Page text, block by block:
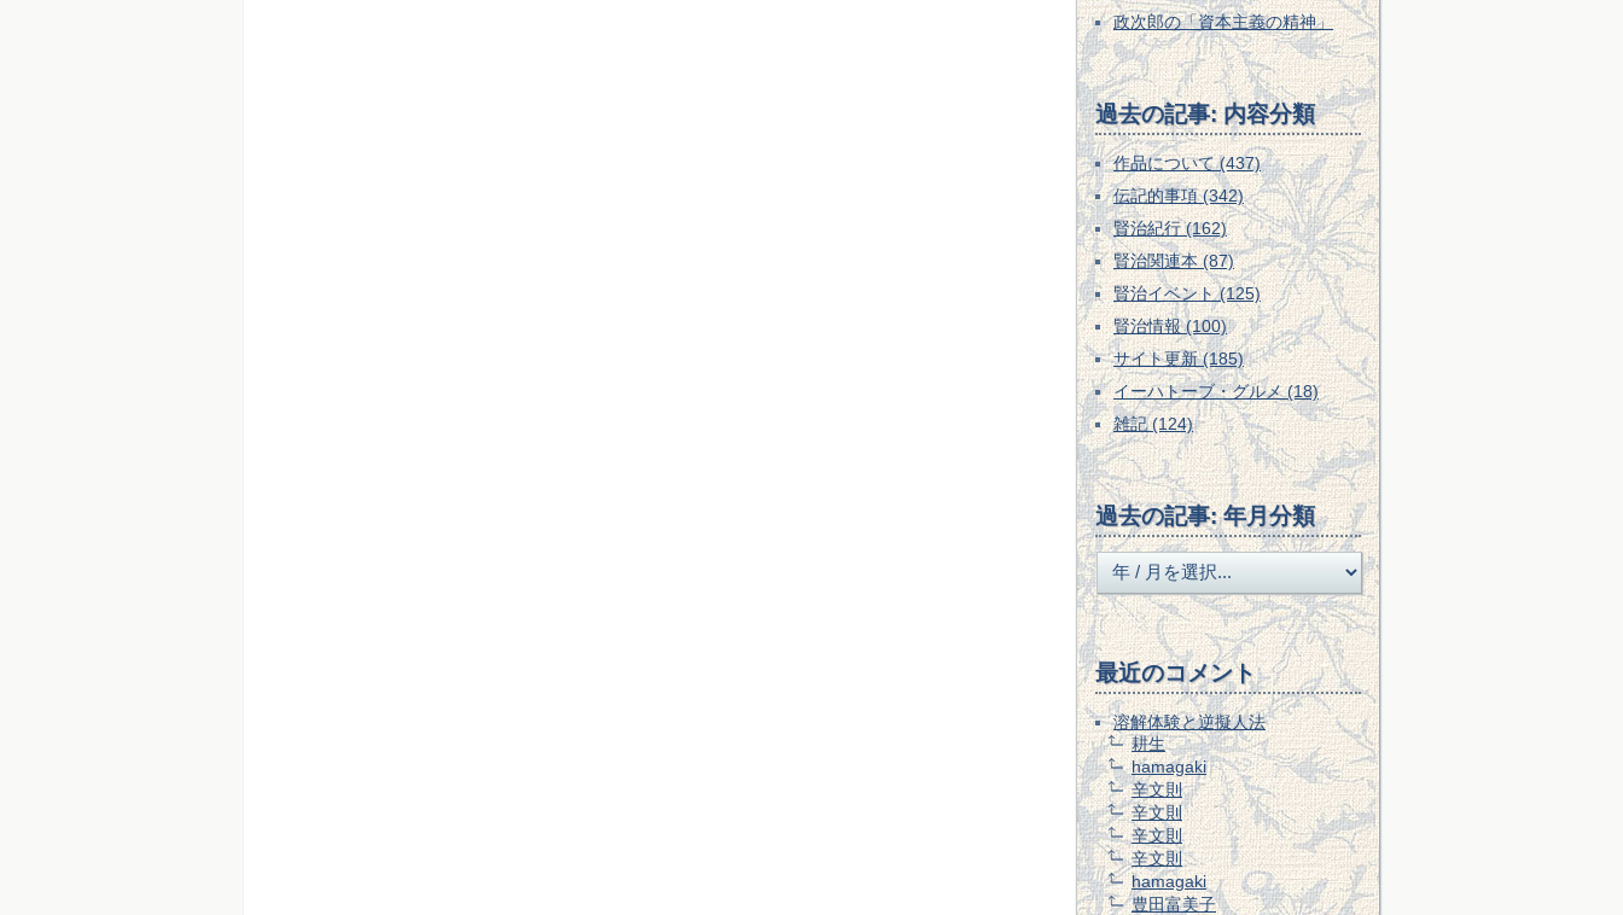
政次郎の「資本主義の精神」
過去の記事: 内容分類
作品について (437)
伝記的事項 (342)
賢治紀行 (162)
賢治関連本 (87)
賢治イベント (125)
賢治情報 (100)
サイト更新 (185)
イーハトーブ・グルメ (18)
雑記 (124)
過去の記事: 年月分類
最近のコメント
溶解体験と逆擬人法
耕生
hamagaki
辛文則
辛文則
辛文則
辛文則
hamagaki
豊田富美子